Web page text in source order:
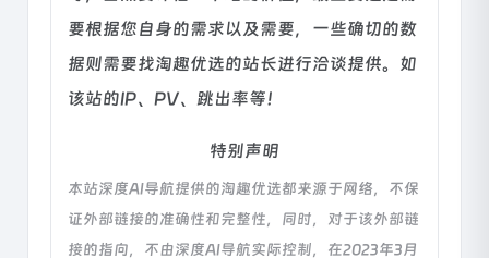
要根据您自身的需求以及需要，一些确切的数
据则需要找淘趣优选的站长进行洽谈提供。如
该站的IP、PV、跳出率等！
特别声明
本站深度AI导航提供的淘趣优选都来源于网络，不保
证外部链接的准确性和完整性，同时，对于该外部链
接的指向，不由深度AI导航实际控制，在2023年3月